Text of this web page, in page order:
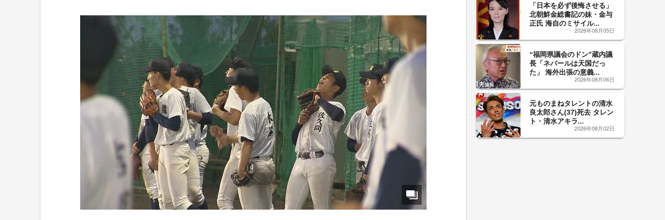
「日本を必ず後悔させる」
北朝鮮金総書記の妹・金与
正氏 海自のミサイル...
2026年08月05日
“福岡県議会のドン”蔵内議
長「ネパールは天国だっ
た」 海外出張の意義...
2026年08月06日
元ものまねタレントの清水
良太郎さん(37)死去 タレン
ト・清水アキラ...
2026年08月02日